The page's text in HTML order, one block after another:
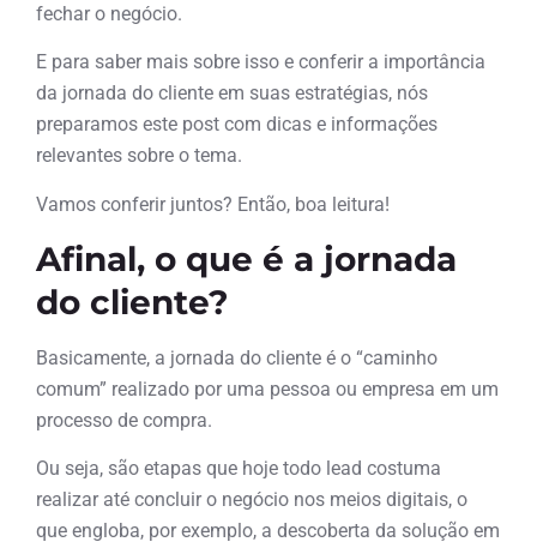
fechar o negócio.
E para saber mais sobre isso e conferir a importância
da jornada do cliente em suas estratégias, nós
preparamos este post com dicas e informações
relevantes sobre o tema.
Vamos conferir juntos? Então, boa leitura!
Afinal, o que é a jornada
do cliente?
Basicamente, a jornada do cliente é o “caminho
comum” realizado por uma pessoa ou empresa em um
processo de compra.
Ou seja, são etapas que hoje todo lead costuma
realizar até concluir o negócio nos meios digitais, o
que engloba, por exemplo, a descoberta da solução em